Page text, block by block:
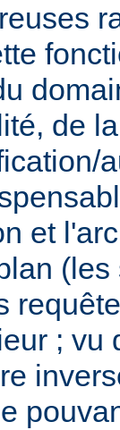
de
et
; vu